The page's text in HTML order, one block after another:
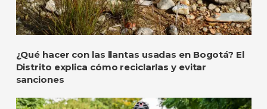
¿Qué hacer con las llantas usadas en Bogotá? El
Distrito explica cómo reciclarlas y evitar
sanciones